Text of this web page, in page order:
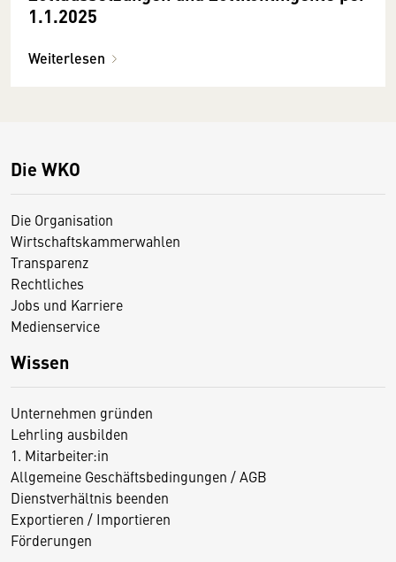
1.1.2025
Weiterlesen
Die WKO
Die Organisation
Wirtschaftskammerwahlen
Transparenz
Rechtliches
Jobs und Karriere
Medienservice
Wissen
Unternehmen gründen
Lehrling ausbilden
1. Mitarbeiter:in
Allgemeine Geschäftsbedingungen / AGB
Dienstverhältnis beenden
Exportieren / Importieren
Förderungen